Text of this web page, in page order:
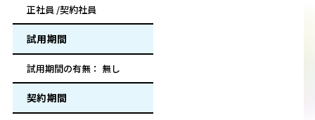
正社員 /契約社員
試用期間
試用期間の有無： 無し
契約期間